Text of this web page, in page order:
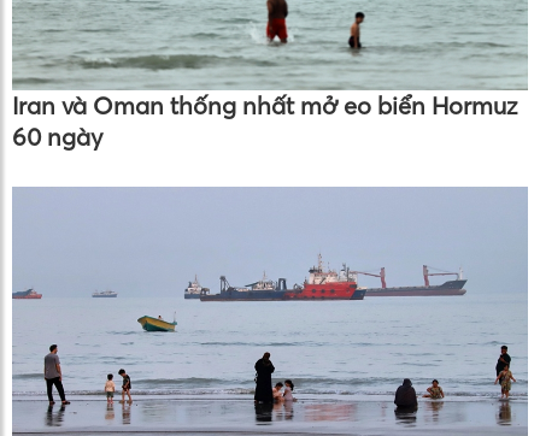
Iran và Oman thống nhất mở eo biển Hormuz
60 ngày